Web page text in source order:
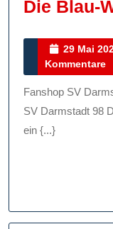
Die Blau-
29 Mai
Kommentare
Fanshop SV Darmstadt 98 Willkommen im Fanshop des
SV Darmstadt 98
ein {...}